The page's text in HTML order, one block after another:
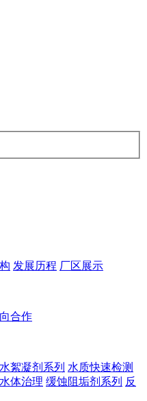
发展历程 厂区展示
合作
絮凝剂系列 水质快速检测
体治理 缓蚀阻垢剂系列 反